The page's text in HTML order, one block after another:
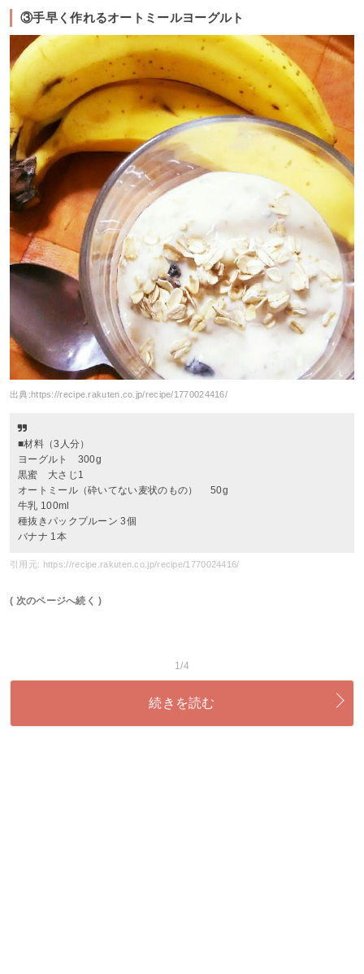
③手早く作れるオートミールヨーグルト
出典: https://recipe.rakuten.co.jp/recipe/1770024416/
■材料（3人分）
ヨーグルト 300g
黒蜜 大さじ1
オートミール（砕いてない麦状のもの） 50g
牛乳 100ml
種抜きパックプルーン 3個
バナナ 1本
引用元: https://recipe.rakuten.co.jp/recipe/1770024416/
( 次のページへ続く )
1/4
続きを読む